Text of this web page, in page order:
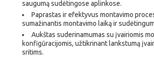
saugumą sudėtingose aplinkose.
Paprastas ir efektyvus montavimo
sumažinantis montavimo laiką ir
Aukštas suderinamumas su įvairiomis
konfigūracijomis, užtikrinant lankstumą
sritims.